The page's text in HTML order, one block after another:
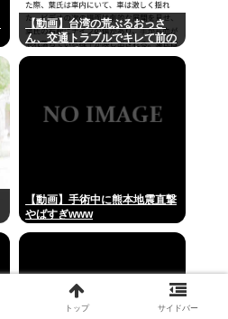
【動画】台湾の荒ぶるおっさ
ん、交通トラブルでキレて前の
【動画】手術中に熊本地震直撃
やばすぎwww
トップ サイドバー